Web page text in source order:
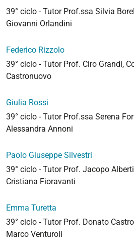
39° ciclo - Tutor Prof.ssa Silvia
Giovanni Orlandini
Federico Rizzolo
39° ciclo - Tutor Prof. Ciro Grandi,
Castronuovo
Giulia Rossi
39° ciclo - Tutor Prof.ssa Serena
Alessandra Annoni
Paolo Giuseppe Silvestri
39° ciclo - Tutor Prof. Jacopo
Cristiana Fioravanti
Emma Turetta
39° ciclo - Tutor Prof. Donato
Marco Venturoli